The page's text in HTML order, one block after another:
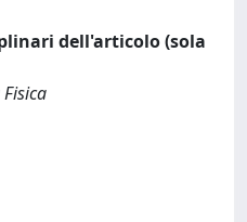
dell'articolo (sola